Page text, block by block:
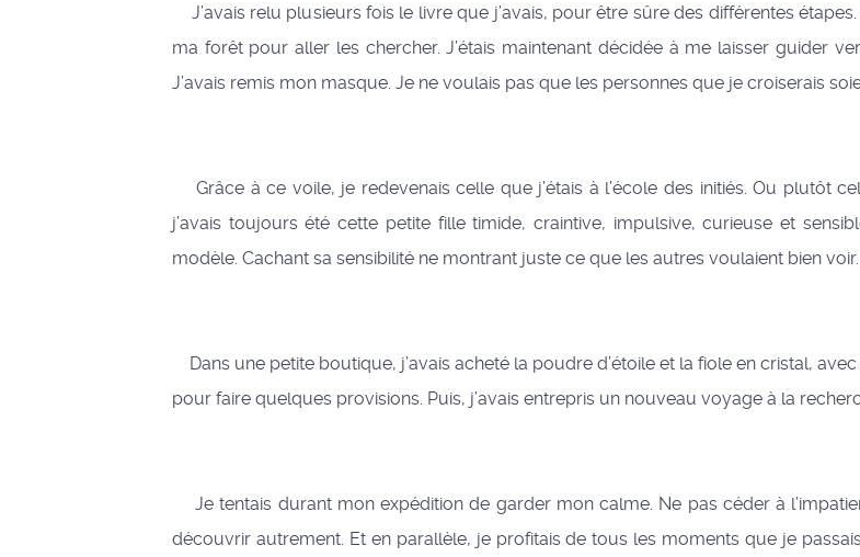
J’avais relu plusieurs fois le livre que j’avais, pour être sûre des différentes
ma forêt pour aller les chercher. J’étais maintenant décidée à me laisser guider
J’avais remis mon masque. Je ne voulais pas que les personnes que je croiserais
Grâce à ce voile, je redevenais celle que j’étais à l’école des initiés. Ou plutôt
j’avais toujours été cette petite fille timide, craintive, impulsive, curieuse et
modèle. Cachant sa sensibilité ne montrant juste ce que les autres voulaient bien voir.
Dans une petite boutique, j’avais acheté la poudre d’étoile et la fiole en cristal,
pour faire quelques provisions. Puis, j’avais entrepris un nouveau voyage à la
Je tentais durant mon expédition de garder mon calme. Ne pas céder à
découvrir autrement. Et en parallèle, je profitais de tous les moments que je